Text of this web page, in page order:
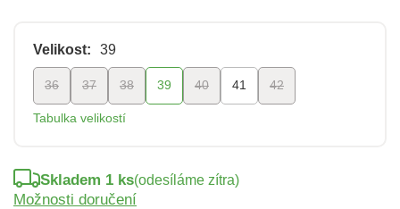
Velikost: 39
36 37 38 39 40 41 42
Tabulka velikostí
Skladem 1 ks(odesíláme zítra)
Možnosti doručení